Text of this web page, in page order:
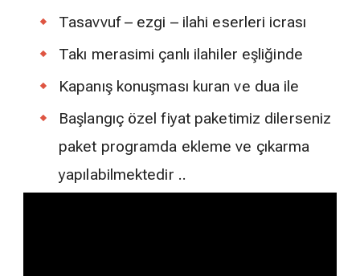
Tasavvuf – ezgi – ilahi eserleri icrası
Takı merasimi çanlı ilahiler eşliğinde
Kapanış konuşması kuran ve dua ile
Başlangıç özel fiyat paketimiz dilerseniz
paket programda ekleme ve çıkarma
yapılabilmektedir ..